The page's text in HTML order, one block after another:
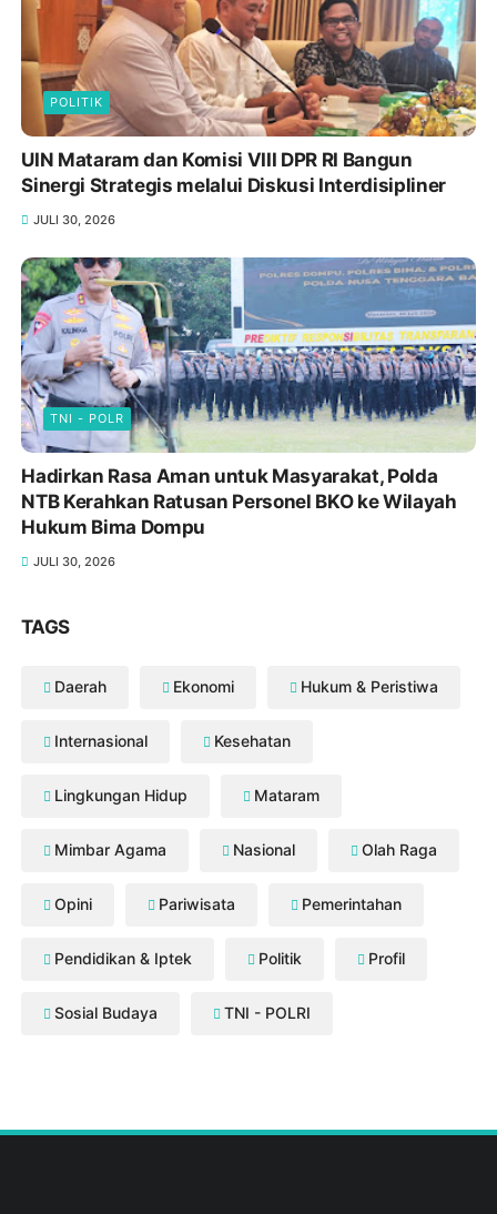
POLITIK
UIN Mataram dan Komisi VIII DPR RI Bangun
Sinergi Strategis melalui Diskusi Interdisipliner
JULI 30, 2026
TNI - POLR
Hadirkan Rasa Aman untuk Masyarakat, Polda
NTB Kerahkan Ratusan Personel BKO ke Wilayah
Hukum Bima Dompu
JULI 30, 2026
TAGS
Daerah Ekonomi Hukum & Peristiwa
Internasional Kesehatan
Lingkungan Hidup Mataram
Mimbar Agama Nasional Olah Raga
Opini Pariwisata Pemerintahan
Pendidikan & Iptek Politik Profil
Sosial Budaya TNI - POLRI